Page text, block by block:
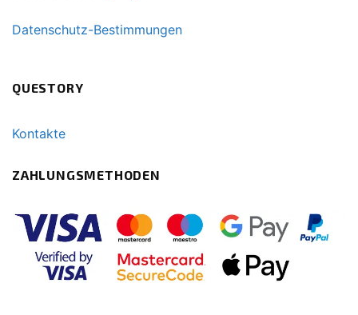
Datenschutz-Bestimmungen
QUESTORY
Kontakte
ZAHLUNGSMETHODEN